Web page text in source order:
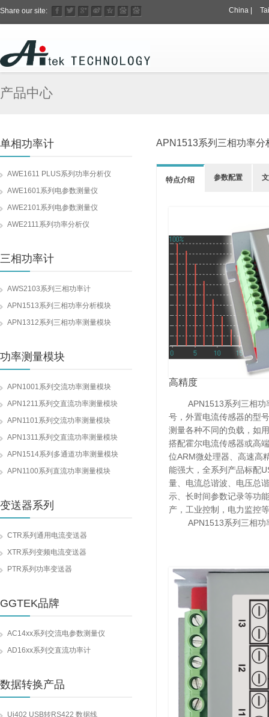
Share our site: China
产品中心
单相功率计
AWE1611 PLUS系列功率分析仪
AWE1601系列电参数测量仪
AWE2101系列电参数测量仪
AWE2111系列功率分析仪
三相功率计
AWS2103系列三相功率计
APN1513系列三相功率分析模块
APN1312系列三相功率测量模块
功率测量模块
APN1001系列交流功率测量模块
APN1211系列交直流功率测量模块
APN1101系列交流功率测量模块
APN1311系列交直流功率测量模块
APN1514系列多通道功率测量模块
APN1100系列直流功率测量模块
变送器系列
CTR系列通用电流变送器
XTR系列变频电流变送器
PTR系列功率变送器
GGTEK品牌
AC14xx系列交流电参数测量仪
AD16xx系列交直流功率计
数据转换产品
Ui402 USB转RS422 数据线
APN1513系列三相功率分
特点介绍 参数配置
高精度
APN1513系列三相功率
号，外置电流传感器的型
测量各种不同的负载，如
搭配霍尔电流传感器或高
位ARM微处理器、高速高
能强大，全系列产品标配
量、电流总谐波、电压总
示、长时间参数记录等功
产，工业控制，电力监控
APN1513系列三相功率